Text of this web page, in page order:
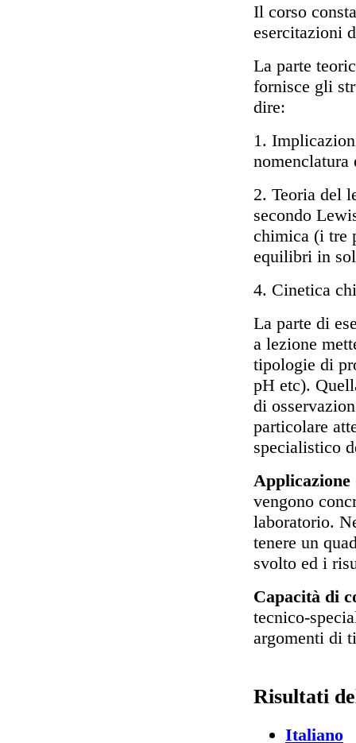
Il corso
esercitazioni
La parte
fornisce gli
dire:
1.
2. Teoria del
secondo
chimica (i tre
equilibri in
4. Cinetica
La parte di
a lezione
tipologie di
pH etc).
di
particolare
specialistico
Applicazione
vengono
laboratorio.
tenere un
svolto ed i
Capacità di
tecnico-
argomenti di
Risultati
Italiano